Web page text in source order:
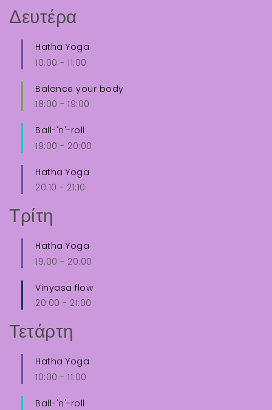
Δευτέρα
Hatha Yoga
10:00 - 11:00
Balance your body
18:00 - 19:00
Ball-'n'-roll
19:00 - 20:00
Hatha Yoga
20:10 - 21:10
Τρίτη
Hatha Yoga
19:00 - 20:00
Vinyasa flow
20:00 - 21:00
Τετάρτη
Hatha Yoga
10:00 - 11:00
Ball-'n'-roll